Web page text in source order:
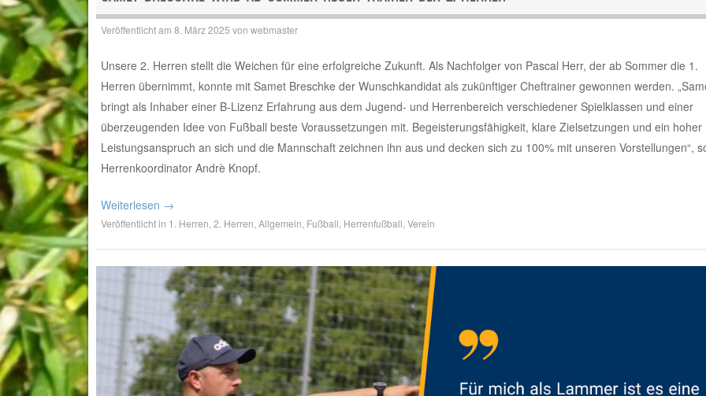
Veröffentlicht am 8. März 2025 von webmaster
Unsere 2. Herren stellt die Weichen für eine erfolgreiche Zukunft. Als Nachfolger von Pascal Herr, der ab Sommer die 1.
Herren übernimmt, konnte mit Samet Breschke der Wunschkandidat als zukünftiger Cheftrainer gewonnen werden.
bringt als Inhaber einer B-Lizenz Erfahrung aus dem Jugend- und Herrenbereich verschiedener Spielklassen und einer
überzeugenden Idee von Fußball beste Voraussetzungen mit. Begeisterungsfähigkeit, klare Zielsetzungen und ein hoher
Leistungsanspruch an sich und die Mannschaft zeichnen ihn aus und decken sich zu 100% mit unseren Vorstellungen“,
Herrenkoordinator Andrè Knopf.
Weiterlesen →
Veröffentlicht in 1. Herren 2. Herren Allgemein Fußball Herrenfußball Verein